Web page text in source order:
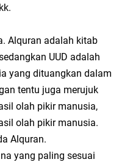
Alquran adalah kitab
UUD adalah
yang dituangkan dalam
tentu juga merujuk
olah pikir manusia,
olah pikir manusia.
Alquran.
yang paling sesuai